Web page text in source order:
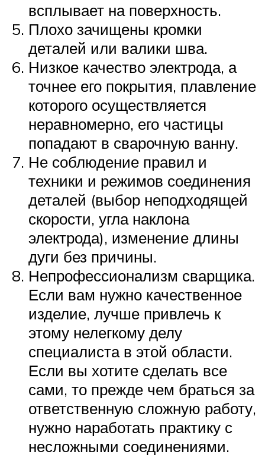
всплывает на поверхность.
Плохо зачищены кромки
деталей или валики шва.
Низкое качество электрода, а
точнее его покрытия, плавление
которого осуществляется
неравномерно, его частицы
попадают в сварочную ванну.
Не соблюдение правил и
техники и режимов соединения
деталей (выбор неподходящей
скорости, угла наклона
электрода), изменение длины
дуги без причины.
Непрофессионализм сварщика.
Если вам нужно качественное
изделие, лучше привлечь к
этому нелегкому делу
специалиста в этой области.
Если вы хотите сделать все
сами, то прежде чем браться за
ответственную сложную работу,
нужно наработать практику с
несложными соединениями.